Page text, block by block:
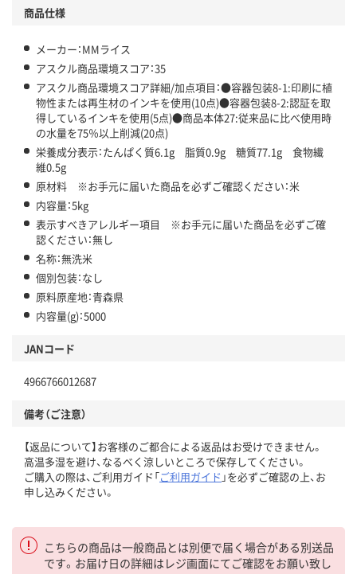
商品仕様
メーカー：MMライス
アスクル商品環境スコア：35
アスクル商品環境スコア詳細/加点項目：●容器包装8-1:印刷に植
物性または再生材のインキを使用(10点)●容器包装8-2:認証を取
得しているインキを使用(5点)●商品本体27:従来品に比べ使用時
の水量を75％以上削減(20点)
栄養成分表示：たんぱく質6.1g 脂質0.9g 糖質77.1g 食物繊
維0.5g
原材料 ※お手元に届いた商品を必ずご確認ください：米
内容量：5kg
表示すべきアレルギー項目 ※お手元に届いた商品を必ずご確
認ください：無し
名称：無洗米
個別包装：なし
原料原産地：青森県
内容量(g)：5000
JANコード
4966766012687
備考（ご注意）
【返品について】お客様のご都合による返品はお受けできません。
高温多湿を避け、なるべく涼しいところで保存してください。
ご購入の際は、ご利用ガイド「ご利用ガイド 」を必ずご確認の上、お
申し込みください。
こちらの商品は一般商品とは別便で届く場合がある別送品
です。お届け日の詳細はレジ画面にてご確認をお願い致し